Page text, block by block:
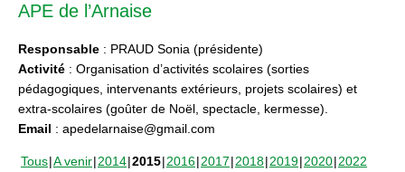
APE de l’Arnaise
Responsable : PRAUD Sonia (présidente)
Activité : Organisation d’activités scolaires (sorties
pédagogiques, intervenants extérieurs, projets scolaires) et
extra-scolaires (goûter de Noël, spectacle, kermesse).
Email : apedelarnaise@gmail.com
Tous A venir 2014 2015 2016 2017 2018 2019 2020 2022